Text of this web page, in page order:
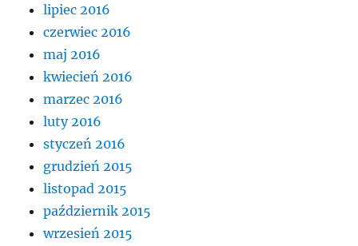
lipiec 2016
czerwiec 2016
maj 2016
kwiecień 2016
marzec 2016
luty 2016
styczeń 2016
grudzień 2015
listopad 2015
październik 2015
wrzesień 2015